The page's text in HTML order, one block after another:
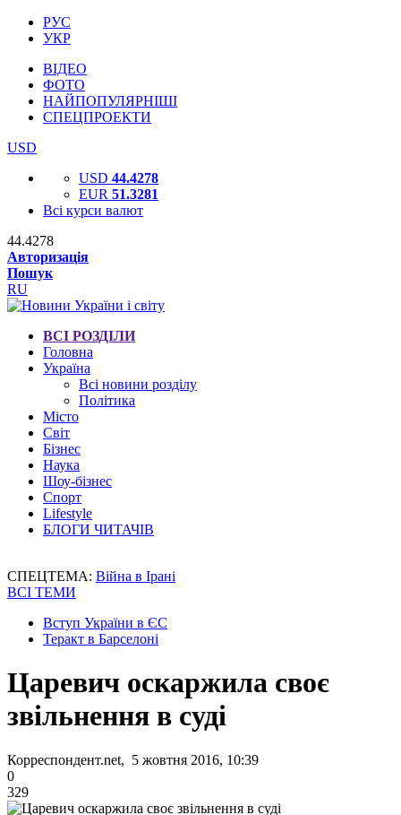
РУС
УКР
ВІДЕО
ФОТО
НАЙПОПУЛЯРНІШІ
СПЕЦПРОЕКТИ
USD
USD 44.4278
EUR 51.3281
Всі курси валют
44.4278
Авторизація
Пошук
RU
ВСІ РОЗДІЛИ
Головна
Україна
Всі новини розділу
Політика
Місто
Світ
Бізнес
Наука
Шоу-бізнес
Спорт
Lifestyle
БЛОГИ ЧИТАЧІВ
СПЕЦТЕМА: Війна в Ірані
ВСІ ТЕМИ
Вступ України в ЄС
Теракт в Барселоні
Царевич оскаржила своє
звільнення в суді
Корреспондент.net, 5 жовтня 2016, 10:39
0
329